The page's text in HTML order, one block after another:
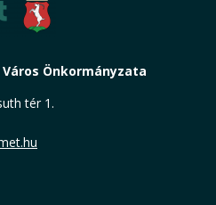
Önkormányzata
tér 1.